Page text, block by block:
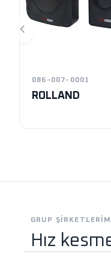
086-007-0001
ROLLAND
GRUP
Hız